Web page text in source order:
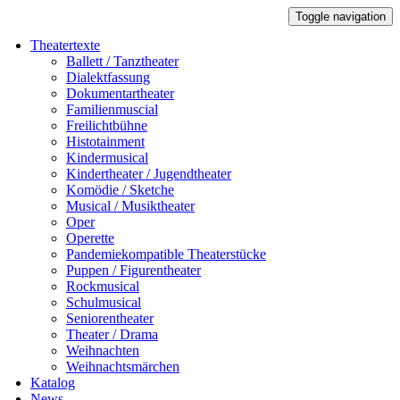
Toggle navigation
Theatertexte
Ballett / Tanztheater
Dialektfassung
Dokumentartheater
Familienmuscial
Freilichtbühne
Histotainment
Kindermusical
Kindertheater / Jugendtheater
Komödie / Sketche
Musical / Musiktheater
Oper
Operette
Pandemiekompatible Theaterstücke
Puppen / Figurentheater
Rockmusical
Schulmusical
Seniorentheater
Theater / Drama
Weihnachten
Weihnachtsmärchen
Katalog